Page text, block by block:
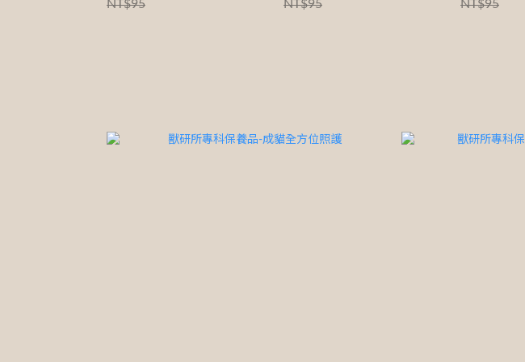
NT$95
NT$95
NT$95